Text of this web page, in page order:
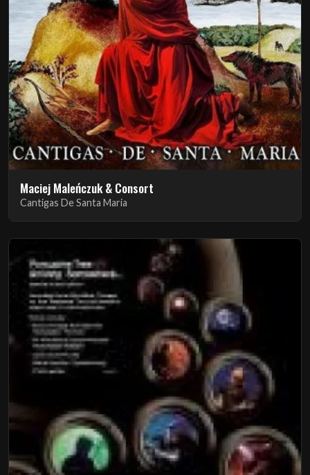
Maciej Maleńczuk & Consort
Cantigas De Santa Maria